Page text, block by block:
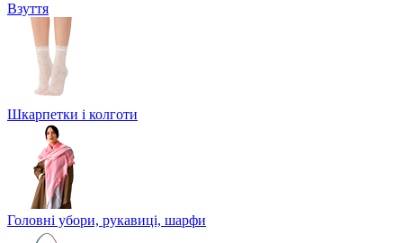
Взуття
Шкарпетки і колготи
Головні убори, рукавиці, шарфи